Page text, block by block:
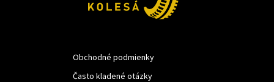
Obchodné podmienky
Často kladené otázky